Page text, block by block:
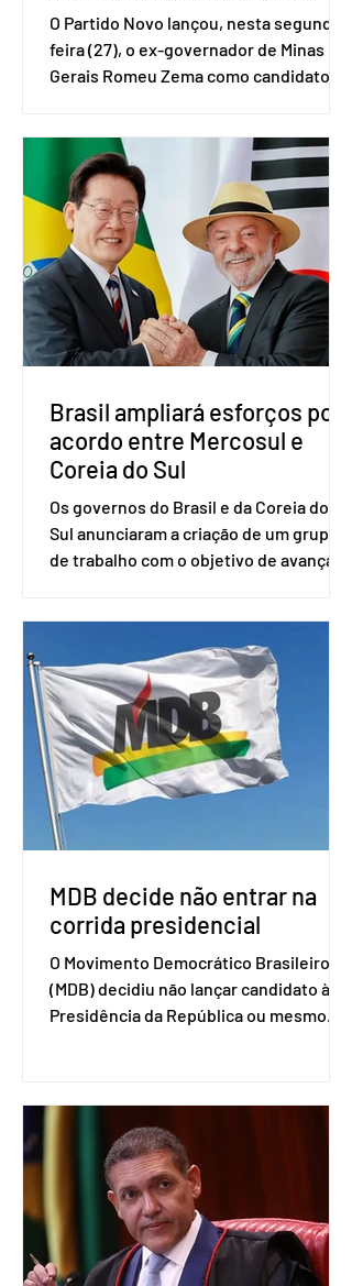
O Partido Novo lançou, nesta segunda-
feira (27), o ex-governador de Minas
Gerais Romeu Zema como candidato à
Brasília. O Novo ainda não definiu quem
vai compor a chapa como candidato a
vice-presidente. A convenção contou
com a presença do presidente nacional
do partido, Eduardo Ribeiro, e do
senador Eduardo Girão, filiado ao Novo
desde fevereiro de 2023. Formado em
administração de empresas pela
Fundaç
Brasil ampliará esforços por
acordo entre Mercosul e
Coreia do Sul
Os governos do Brasil e da Coreia do
Sul anunciaram a criação de um grupo
de trabalho com o objetivo de avançar
Uruguai, além de outros países
associados. “Decidimos criar um grupo
de trabalho que vai identificar
sensibilidades dos dois lados e evitar
que elas sejam um empecilho para a
retomada das negociações de um
acordo do Mercosul com a Coreia”,
disse o presiden
MDB decide não entrar na
corrida presidencial
O Movimento Democrático Brasileiro
(MDB) decidiu não lançar candidato à
Presidência da República ou mesmo
decidiu liberar seus diretórios
estaduais para a formação de alianças
no âmbito local. A ideia, segundo o
partido, é focar na eleição de
governadores e deputados estaduais,
além de fortalecer a bancada no